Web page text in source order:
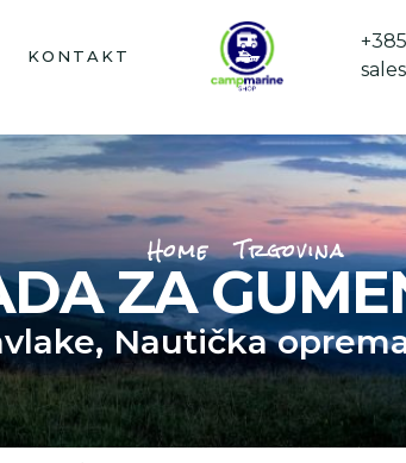
KONTAKT
Home Trgovina
ZA
, Nautička